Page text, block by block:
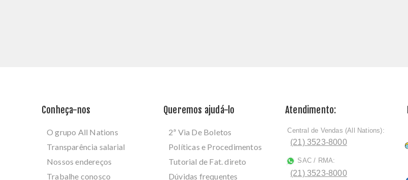
Conheça-nos
O grupo All Nations
Transparência salarial
Nossos endereços
Trabalhe conosco
Queremos ajudá-lo
2ª Via De Boletos
Políticas e Procedimentos
Tutorial de Fat. direto
Dúvidas frequentes
Atendimento:
ﾠCentral de Vendas (All Nations):
(21) 3523-8000
SAC / RMA:
(21) 3523-8000